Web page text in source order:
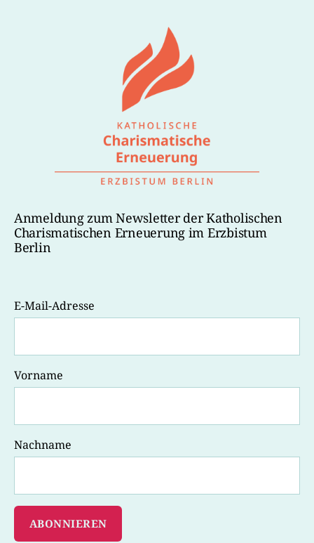
Anmeldung zum Newsletter der Katholischen
Charismatischen Erneuerung im Erzbistum
Berlin
E-Mail-Adresse
Vorname
Nachname